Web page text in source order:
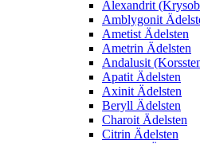
Alexandrit
Amblygonit
Ametist Ädelsten
Ametrin Ädelsten
Andalusit
Apatit Ädelsten
Axinit Ädelsten
Beryll Ädelsten
Charoit Ädelsten
Citrin Ädelsten